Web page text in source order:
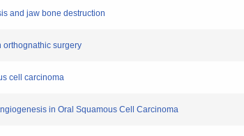
and jaw bone destruction
orthognathic surgery
cell carcinoma
in Oral Squamous Cell Carcinoma